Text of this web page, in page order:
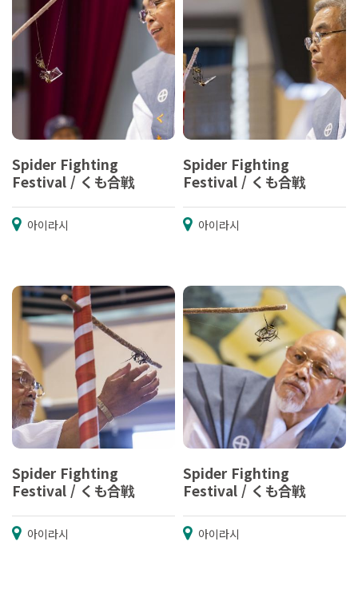
Spider Fighting
Festival / くも合戦
아이라시
Spider Fighting
Festival / くも合戦
아이라시
Spider Fighting
Festival / くも合戦
아이라시
Spider Fighting
Festival / くも合戦
아이라시